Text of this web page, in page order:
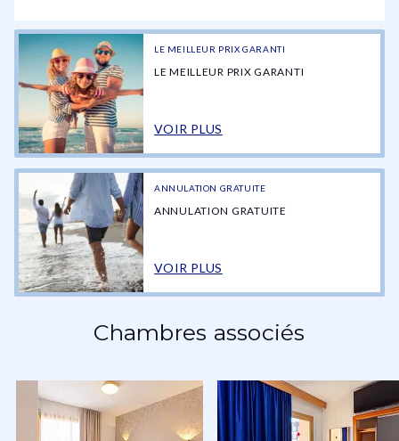
LE MEILLEUR PRIX GARANTI
LE MEILLEUR PRIX GARANTI
VOIR PLUS
ANNULATION GRATUITE
ANNULATION GRATUITE
VOIR PLUS
Chambres associés